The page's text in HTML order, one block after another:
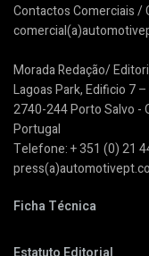
Contactos Comerciais /
Morada Redação/
Lagoas Park, Edificio 7
2740-244 Porto Salvo -
Portugal
Telefone: + 351 (0) 21
Ficha Técnica